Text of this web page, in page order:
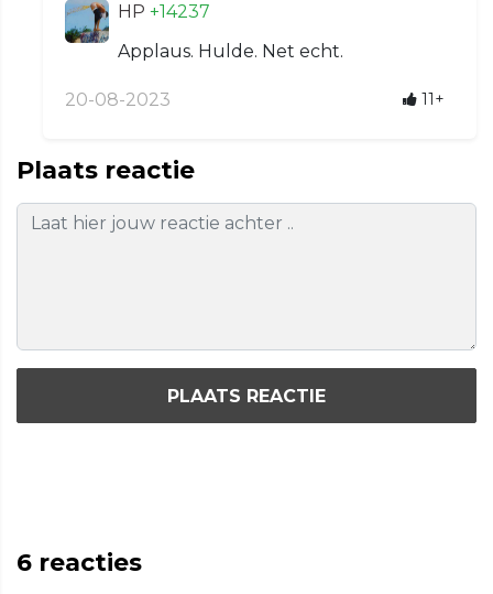
HP +14237
Applaus. Hulde. Net echt.
20-08-2023 11+
Plaats reactie
PLAATS REACTIE
6 reacties